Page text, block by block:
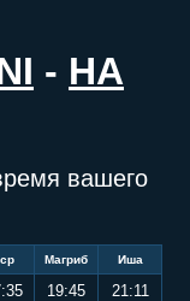
- НА
вашего
Магриб Иша
19:45
21:11